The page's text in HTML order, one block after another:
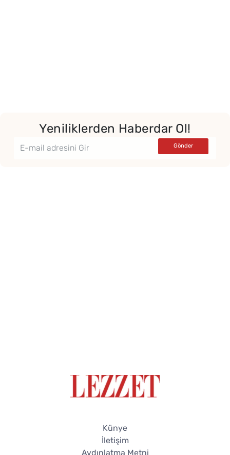
Yeniliklerden Haberdar Ol!
Künye
İletişim
Aydınlatma Metni